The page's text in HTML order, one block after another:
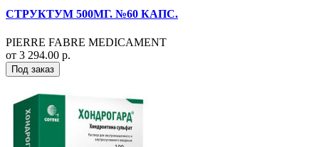
СТРУКТУМ 500МГ. №60 КАПС.
PIERRE FABRE MEDICAMENT
от 3 294.00 р.
Под заказ